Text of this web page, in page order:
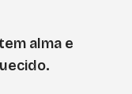
alma e